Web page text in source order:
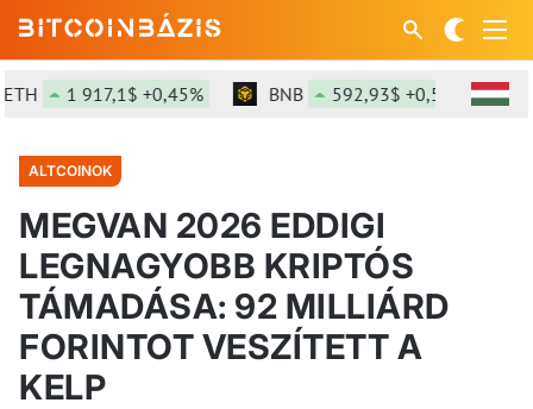
1 917,1$ +0,45% BNB 592,93$ +0,5% SOL
ALTCOINOK
MEGVAN 2026 EDDIGI
LEGNAGYOBB KRIPTÓS
TÁMADÁSA: 92 MILLIÁRD
FORINTOT VESZÍTETT A
KELP